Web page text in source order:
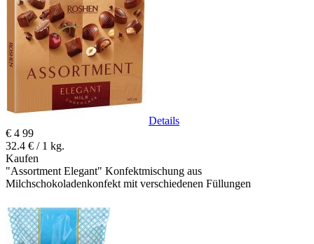
Details
€ 4 99
32.4 € / 1 kg.
Kaufen
"Assortment Elegant" Konfektmischung aus
Milchschokoladenkonfekt mit verschiedenen Füllungen